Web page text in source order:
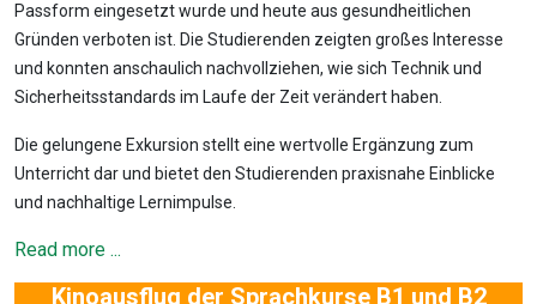
Passform eingesetzt wurde und heute aus gesundheitlichen
Gründen verboten ist. Die Studierenden zeigten großes Interesse
und konnten anschaulich nachvollziehen, wie sich Technik und
Sicherheitsstandards im Laufe der Zeit verändert haben.
Die gelungene Exkursion stellt eine wertvolle Ergänzung zum
Unterricht dar und bietet den Studierenden praxisnahe Einblicke
und nachhaltige Lernimpulse.
Read more ...
Kinoausflug der Sprachkurse B1 und B2